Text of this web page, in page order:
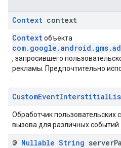
Context context
Contextобъекта
, запросившего
рекламы. Предпочтительно
CustomEventInterstitial
Обработчик пользовательских
вызова для различных событий.
@ Nullable String server